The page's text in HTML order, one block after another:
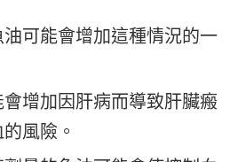
可能會增加這種情況的一
增加因肝病而導致肝臟瘢
風險。